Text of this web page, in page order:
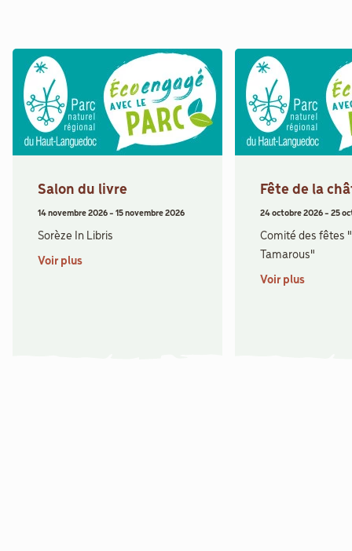
Salon du livre
14 novembre 2026- 15 novembre 2026
Sorèze In Libris
Voir plus
Fête de la
24 octobre 2026- 25
Comité des fêtes
Tamarous"
Voir plus